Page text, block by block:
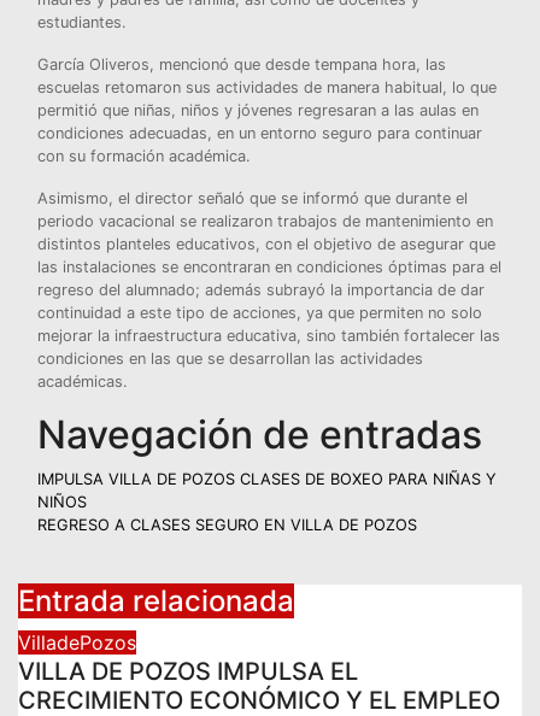
estudiantes.
García Oliveros, mencionó que desde tempana hora, las
escuelas retomaron sus actividades de manera habitual, lo que
permitió que niñas, niños y jóvenes regresaran a las aulas en
condiciones adecuadas, en un entorno seguro para continuar
con su formación académica.
Asimismo, el director señaló que se informó que durante el
periodo vacacional se realizaron trabajos de mantenimiento en
distintos planteles educativos, con el objetivo de asegurar que
las instalaciones se encontraran en condiciones óptimas para el
regreso del alumnado; además subrayó la importancia de dar
continuidad a este tipo de acciones, ya que permiten no solo
mejorar la infraestructura educativa, sino también fortalecer las
condiciones en las que se desarrollan las actividades
académicas.
Navegación de entradas
IMPULSA VILLA DE POZOS CLASES DE BOXEO PARA NIÑAS Y
NIÑOS
REGRESO A CLASES SEGURO EN VILLA DE POZOS
Entrada relacionada
VilladePozos
VILLA DE POZOS IMPULSA EL
CRECIMIENTO ECONÓMICO Y EL EMPLEO